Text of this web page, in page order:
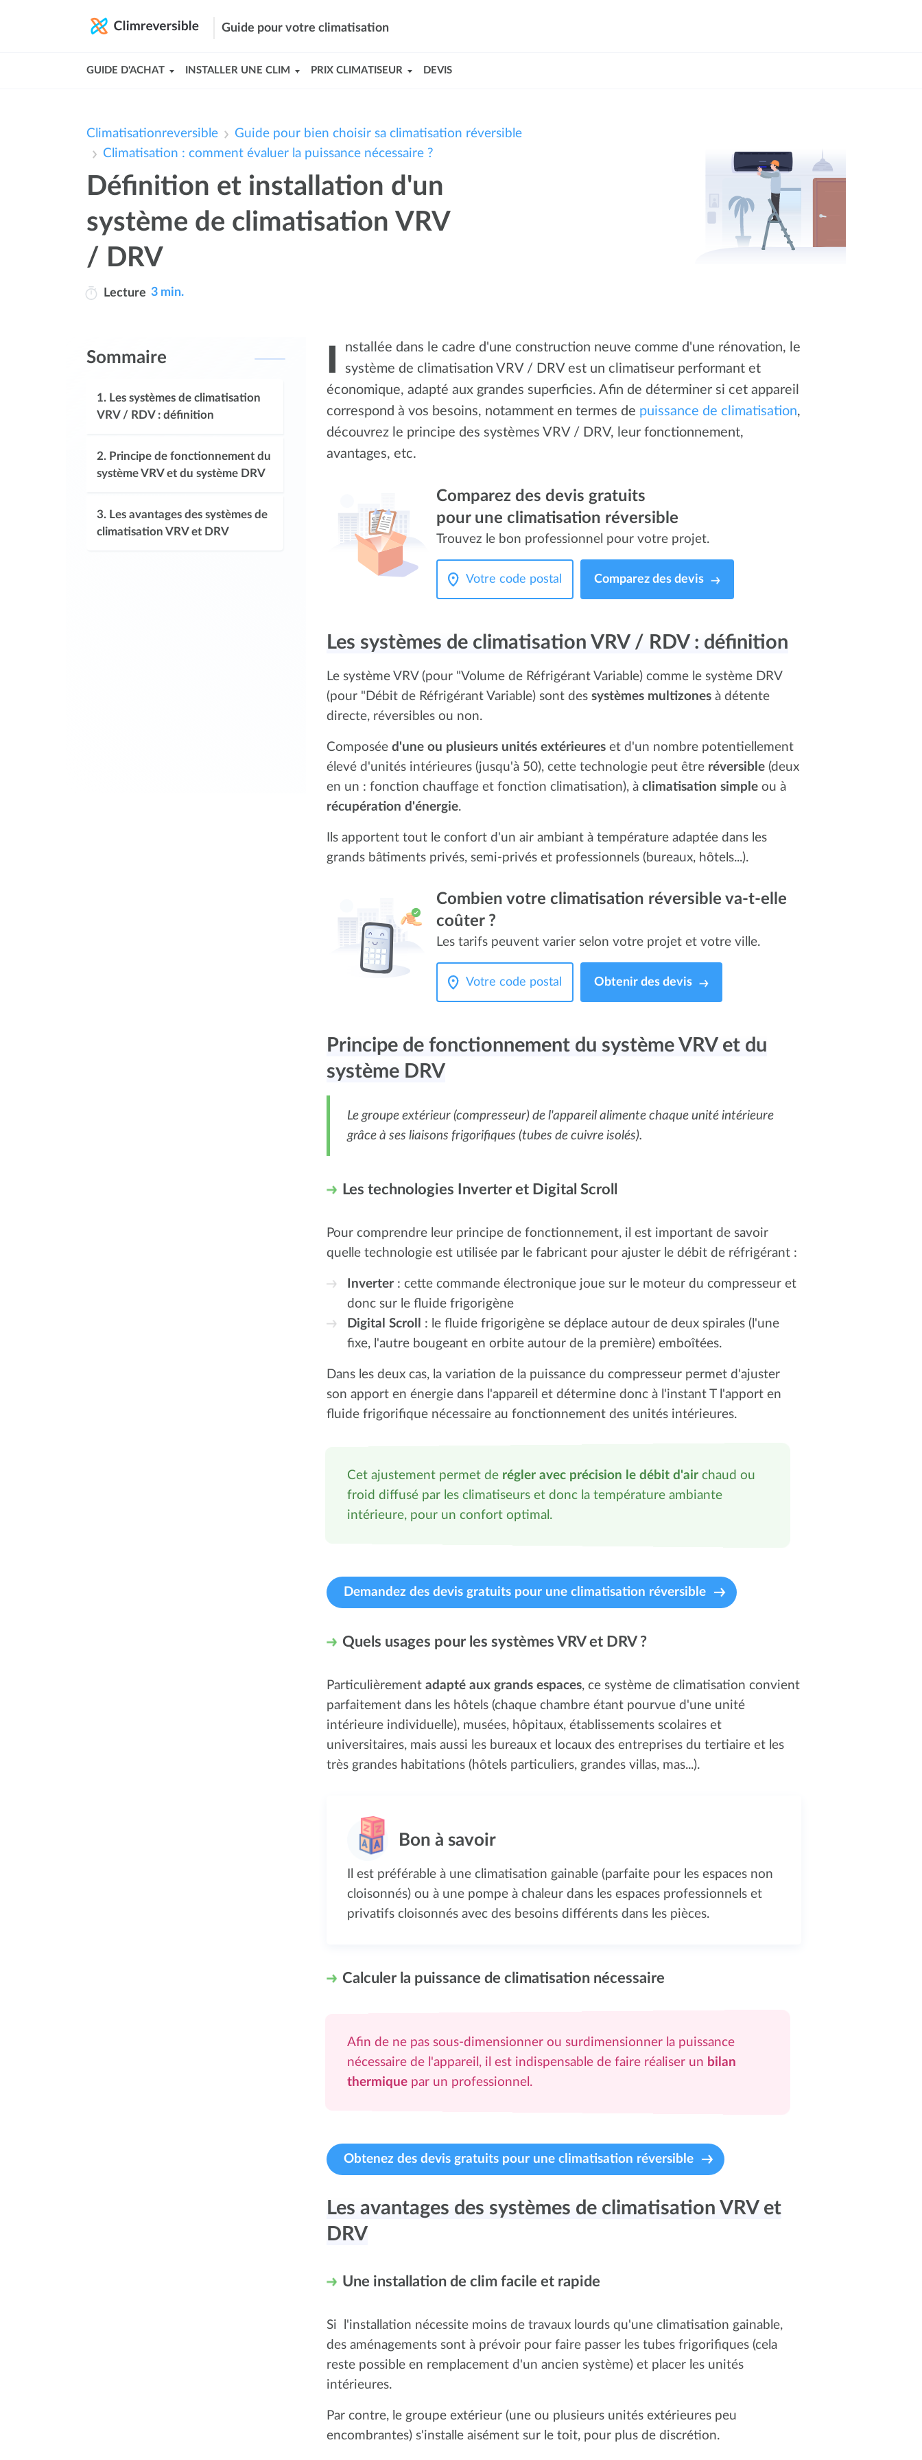
Guide pour votre climatisation
GUIDE D'ACHAT INSTALLER UNE CLIM PRIX CLIMATISEUR DEVIS
Climatisationreversible
Guide pour bien choisir sa climatisation réversible
Climatisation : comment évaluer la puissance nécessaire ?
Définition et installation d'un
système de climatisation VRV
/ DRV
Lecture 3 min.
Sommaire
1. Les systèmes de climatisation
VRV / RDV : définition
2. Principe de fonctionnement du
système VRV et du système DRV
3. Les avantages des systèmes de
climatisation VRV et DRV
nstallée dans le cadre d'une construction neuve comme d'une rénovation, le
système de climatisation VRV / DRV est un climatiseur performant et
économique, adapté aux grandes superficies. Afin de déterminer si cet appareil
correspond à vos besoins, notamment en termes de puissance de climatisation,
découvrez le principe des systèmes VRV / DRV, leur fonctionnement,
avantages, etc.
Comparez des devis gratuits
pour une climatisation réversible
Trouvez le bon professionnel pour votre projet.
Comparez des devis
Les systèmes de climatisation VRV / RDV : définition
Le système VRV (pour "Volume de Réfrigérant Variable) comme le système DRV
(pour "Débit de Réfrigérant Variable) sont des systèmes multizones à détente
directe, réversibles ou non.
Composée d'une ou plusieurs unités extérieures et d'un nombre potentiellement
élevé d'unités intérieures (jusqu'à 50), cette technologie peut être réversible (deux
en un : fonction chauffage et fonction climatisation), à climatisation simple ou à
récupération d'énergie.
Ils apportent tout le confort d'un air ambiant à température adaptée dans les
grands bâtiments privés, semi-privés et professionnels (bureaux, hôtels...).
Combien votre climatisation réversible va-t-elle
coûter ?
Les tarifs peuvent varier selon votre projet et votre ville.
Obtenir des devis
Principe de fonctionnement du système VRV et du
système DRV
Le groupe extérieur (compresseur) de l'appareil alimente chaque unité intérieure
grâce à ses liaisons frigorifiques (tubes de cuivre isolés).
Les technologies Inverter et Digital Scroll
Pour comprendre leur principe de fonctionnement, il est important de savoir
quelle technologie est utilisée par le fabricant pour ajuster le débit de réfrigérant :
Inverter : cette commande électronique joue sur le moteur du compresseur et
donc sur le fluide frigorigène
Digital Scroll
: le fluide frigorigène se déplace autour de deux spirales (l'une
fixe, l'autre bougeant en orbite autour de la première) emboîtées.
Dans les deux cas, la variation de la puissance du compresseur permet d'ajuster
son apport en énergie dans l'appareil et détermine donc à l'instant T l'apport en
fluide frigorifique nécessaire au fonctionnement des unités intérieures.
Cet ajustement permet de régler avec précision le débit d'air chaud ou
froid diffusé par les climatiseurs et donc la température ambiante
intérieure, pour un confort optimal.
Demandez des devis gratuits pour une climatisation réversible
Quels usages pour les systèmes VRV et DRV ?
Particulièrement adapté aux grands espaces, ce système de climatisation convient
parfaitement dans les hôtels (chaque chambre étant pourvue d'une unité
intérieure individuelle), musées, hôpitaux, établissements scolaires et
universitaires, mais aussi les bureaux et locaux des entreprises du tertiaire et les
très grandes habitations (hôtels particuliers, grandes villas, mas...).
Il est préférable à une climatisation gainable (parfaite pour les espaces non
cloisonnés) ou à une pompe à chaleur dans les espaces professionnels et
privatifs cloisonnés avec des besoins différents dans les pièces.
Calculer la puissance de climatisation nécessaire
Afin de ne pas sous-dimensionner ou surdimensionner la puissance
nécessaire de l'appareil, il est indispensable de faire réaliser un bilan
thermique par un professionnel.
Obtenez des devis gratuits pour une climatisation réversible
Les avantages des systèmes de climatisation VRV et
DRV
Une installation de clim facile et rapide
Si l'installation nécessite moins de travaux lourds qu'une climatisation gainable,
des aménagements sont à prévoir pour faire passer les tubes frigorifiques (cela
reste possible en remplacement d'un ancien système) et placer les unités
intérieures.
Par contre, le groupe extérieur (une ou plusieurs unités extérieures peu
encombrantes) s'installe aisément sur le toit, pour plus de discrétion.